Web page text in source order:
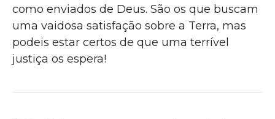
como enviados de Deus. São os que buscam
uma vaidosa satisfação sobre a Terra, mas
podeis estar certos de que uma terrível
justiça os espera!